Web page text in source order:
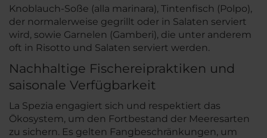
Knoblauch-Soße (alla marinara), Tintenfisch (Polpo),
der normalerweise gegrillt oder in Salaten serviert
wird, sowie Garnelen (Gamberi), die unter anderem
oft in Risotto und Salaten serviert werden.
Nachhaltige Fischereipraktiken und
saisonale Verfügbarkeit
La Spezia engagiert sich und respektiert das
Ökosystem, um den Fortbestand der Meeresarten
zu sichern. Es gelten Fangbeschränkungen, um